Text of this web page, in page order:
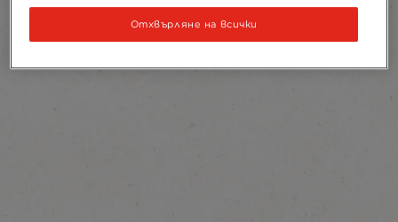
Отхвърляне на всички